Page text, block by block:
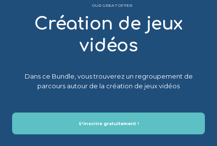
Candidater
OUR GREAT OFFER
Création de jeux
vidéos
Dans ce Bundle, vous trouverez un regroupement de
parcours autour de la création de jeux vidéos
S'inscrire gratuitement !